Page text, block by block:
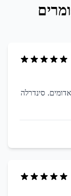
אדומים. סינדרלה